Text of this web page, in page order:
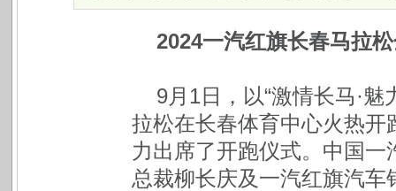
2024一汽红旗长春马拉
9月1日，以“激情长马·
拉松在长春体育中心火热
力出席了开跑仪式。中国
总裁柳长庆及一汽红旗汽